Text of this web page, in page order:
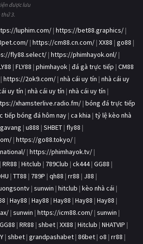
được lưu
thứ 3.
luphim.com/ | https://bet88.graphics/ |
| https://cm88.cn.com/ | XX88 | go88 |
fly88.select/ | https://phimhayok.onl/ |
| FLY88 | phimhayok | đá gà trực tiếp | CM88
| https://2ok9.com/ | nhà cái uy tín | nhà cái uy
uy tín | nhà cái uy tín | nhà cái uy tín |
xhamsterlive.radio.fm/ | bóng đá trực tiếp
tiếp bóng đá hôm nay | ca khia | tỷ lệ kèo nhà
gavang | u888 | SHBET | fly88 |
| https://go88.tokyo/ |
| https://phimhayok.tv/ |
| RR88 | Hitclub | 789Club | ck444| GG88 |
| TT88 | 789P | qh88 | rr88 | J88 |
| sunwin | hitclub | kèo nhà cái |
| Hay88 | Hay88 | Hay88 | Hay88 | Hay88 |
| sunwin | https://icm88.com/ | sunwin |
GG88 | RR88 | shbet | XX88 | Hitclub | NHATVIP |
| shbet | grandpashabet | 86bet | o8 | rr88 |